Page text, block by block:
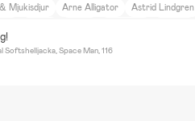
Mjukisdjur
Arne Alligator Astrid Lindgren
Space Man, 116